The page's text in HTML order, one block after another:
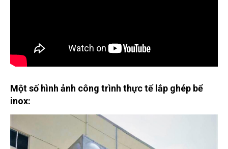
Một số hình ảnh công trình thực tế lắp ghép bể
inox: